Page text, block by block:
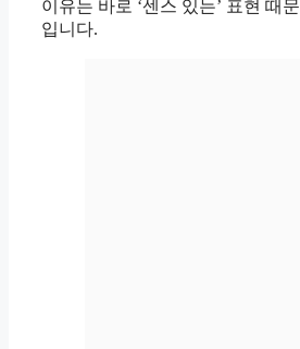
이유는 바로 ‘센스 있는’ 표현 때문
입니다.